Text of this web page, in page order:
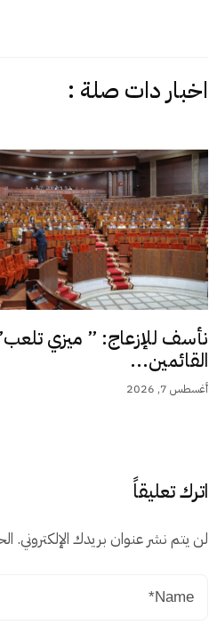
اخبار دات صلة :
نأسف للإزعاج: ” ميزي
القائمين...
أغسطس 7, 2026
اترك تعليقاً
لن يتم نشر عنوان بريدك الإلكتروني.